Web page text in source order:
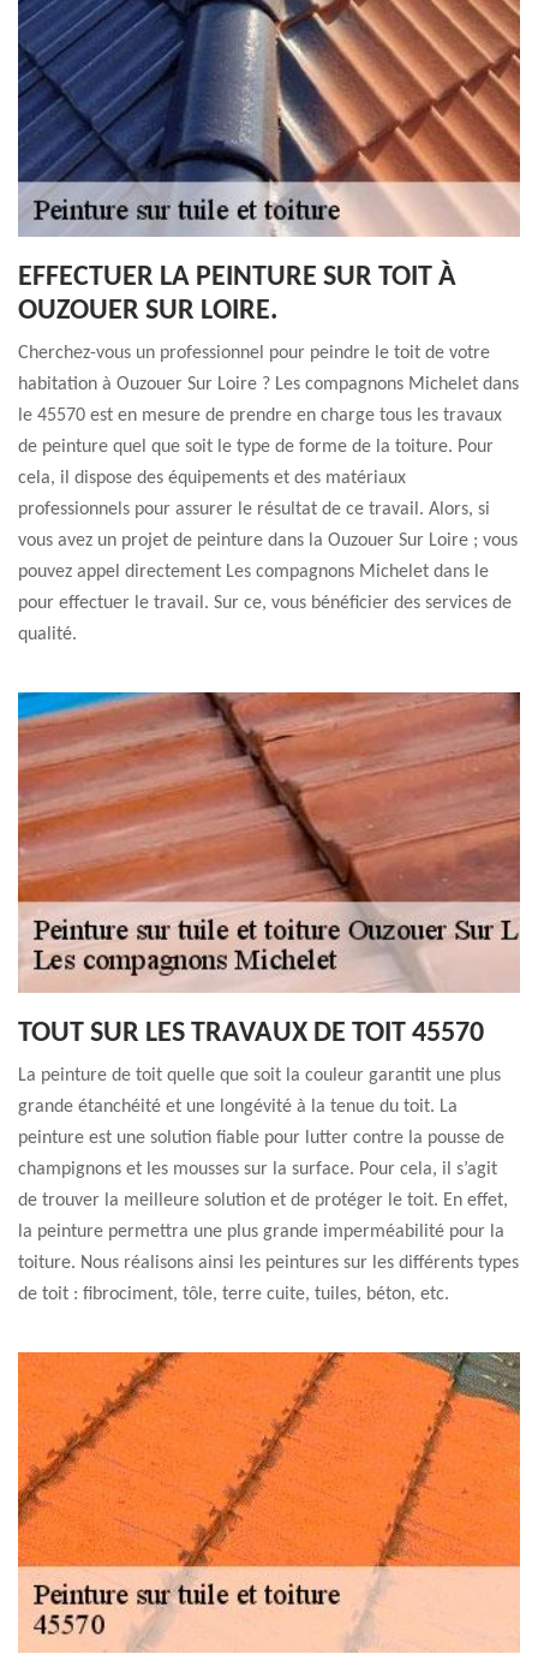
EFFECTUER LA PEINTURE SUR TOIT À
OUZOUER SUR LOIRE.
Cherchez-vous un professionnel pour peindre le toit de votre
habitation à Ouzouer Sur Loire ? Les compagnons Michelet dans
le 45570 est en mesure de prendre en charge tous les travaux
de peinture quel que soit le type de forme de la toiture. Pour
cela, il dispose des équipements et des matériaux
professionnels pour assurer le résultat de ce travail. Alors, si
vous avez un projet de peinture dans la Ouzouer Sur Loire ; vous
pouvez appel directement Les compagnons Michelet dans le
pour effectuer le travail. Sur ce, vous bénéficier des services de
qualité.
TOUT SUR LES TRAVAUX DE TOIT 45570
La peinture de toit quelle que soit la couleur garantit une plus
grande étanchéité et une longévité à la tenue du toit. La
peinture est une solution fiable pour lutter contre la pousse de
champignons et les mousses sur la surface. Pour cela, il s’agit
de trouver la meilleure solution et de protéger le toit. En effet,
la peinture permettra une plus grande imperméabilité pour la
toiture. Nous réalisons ainsi les peintures sur les différents types
de toit : fibrociment, tôle, terre cuite, tuiles, béton, etc.